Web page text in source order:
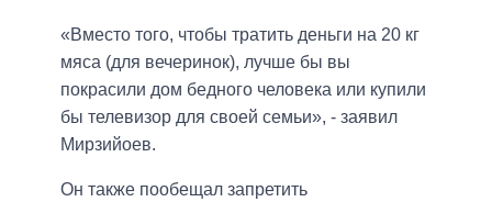
«Вместо того, чтобы тратить деньги на 20 кг
мяса (для вечеринок), лучше бы вы
покрасили дом бедного человека или купили
бы телевизор для своей семьи», - заявил
Мирзийоев.
Он также пообещал запретить